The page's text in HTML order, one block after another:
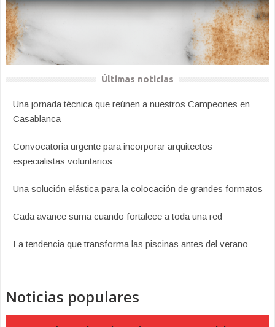
Últimas noticias
Una jornada técnica que reúnen a nuestros Campeones en
Casablanca
Convocatoria urgente para incorporar arquitectos
especialistas voluntarios
Una solución elástica para la colocación de grandes formatos
Cada avance suma cuando fortalece a toda una red
La tendencia que transforma las piscinas antes del verano
Noticias populares